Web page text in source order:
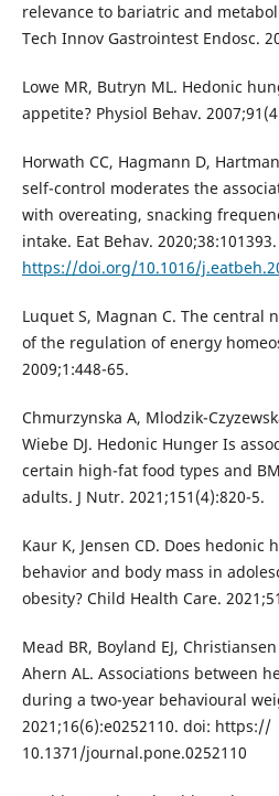
relevance to bariatric and
Tech Innov Gastrointest Endosc.
Lowe MR, Butryn ML. Hedonic
appetite? Physiol Behav.
Horwath CC, Hagmann D,
self-control moderates the
with overeating, snacking
intake. Eat Behav.
https://doi.org/10.1016/
Luquet S, Magnan C. The central
of the regulation of energy
2009;1:448-65.
Chmurzynska A, Mlodzik-
Wiebe DJ. Hedonic Hunger Is
certain high-fat food types and
adults. J Nutr. 2021;151(4):820-5.
Kaur K, Jensen CD. Does
behavior and body mass in
obesity? Child Health Care.
Mead BR, Boyland EJ, Christiansen
Ahern AL. Associations between
during a two-year behavioural
2021;16(6):e0252110. doi: https://
10.1371/journal.pone.0252110